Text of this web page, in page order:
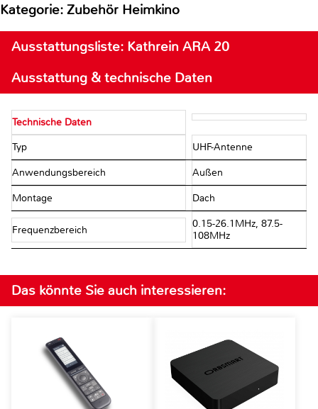
Kategorie: Zubehör Heimkino
Ausstattungsliste: Kathrein ARA 20
Ausstattung & technische Daten
Technische Daten
Typ UHF-Antenne
Anwendungsbereich Außen
Montage Dach
Frequenzbereich
0.15-26.1MHz, 87.5-
108MHz
Das könnte Sie auch interessieren: